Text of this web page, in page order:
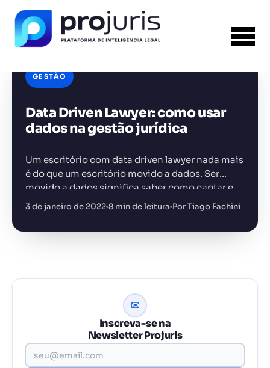
GESTÃO
Data Driven Lawyer: como usar
dados na gestão jurídica
Um escritório com data driven lawyer nada mais
é do que um escritório movido a dados. Ser
movido a dados significa saber como captar e
tratar dados de maneira eficiente, contribuindo
com…
3 de janeiro de 2022 8 min de leitura Por Tiago Fachini
✉
Inscreva-se na
Newsletter Projuris
FERRAMENTA RECOMENDADA PARA ESTE
CONTEÚDO
Sumarizador de Contratos
+14.000 juristas